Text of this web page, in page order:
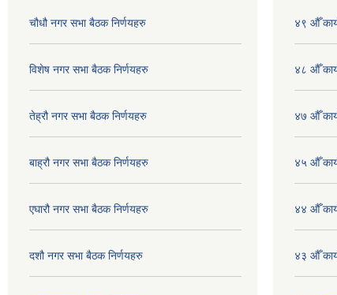
चौधौ नगर सभा बैठक निर्णयहरु
विशेष नगर सभा बैठक निर्णयहरु
तेह्रौ नगर सभा बैठक निर्णयहरु
बाह्रौ नगर सभा बैठक निर्णयहरु
एघारौ नगर सभा बैठक निर्णयहरु
दशौ नगर सभा बैठक निर्णयहरु
४९ औँ
४८ औँ
४७ औँ
४५ औँ
४४ औँ
४३ औँ